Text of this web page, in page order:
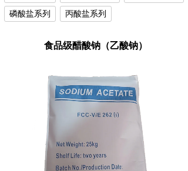
磷酸盐系列
丙酸盐系列
食品级醋酸钠（乙酸钠）